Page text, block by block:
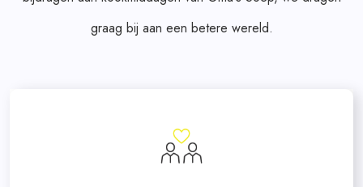
graag bij aan een betere wereld.